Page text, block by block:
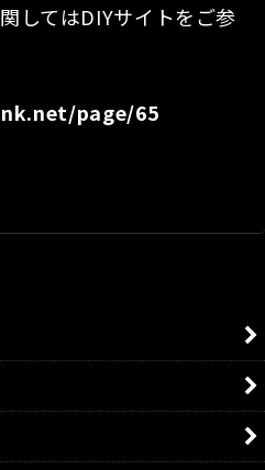
してはDIYサイトをご参
page/65